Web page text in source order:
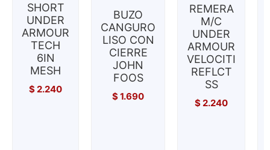
SHORT
UNDER
ARMOUR
TECH
6IN
MESH
$2.240
BUZO
CANGURO
LISO CON
CIERRE
JOHN
FOOS
$1.690
REMERA
M/C
UNDER
ARMOUR
VELOCITI
REFLCT
SS
$2.240